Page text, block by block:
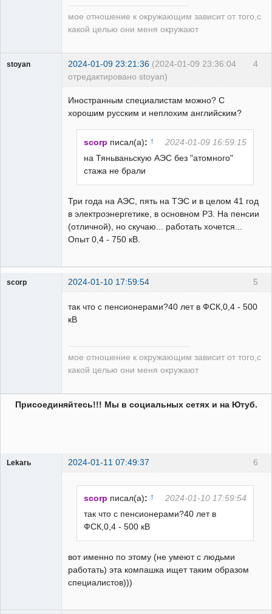
мое отношение к окружающим зависит от того,с
какой целью они меня окружают
4
stoyan 2024-01-09 23:21:36 (2024-01-09 23:36:04
отредактировано stoyan)
Иностранным специалистам можно? С
хорошим русским и неплохим английским?
scorp писал(а): ↑
2024-01-09 16:59:15
на Тяньваньскую АЭС без "атомного"
стажа не брали
Три года на АЭС, пять на ТЭС и в целом 41 год
в электроэнергетике, в основном РЗ. На пенсии
(отличной), но скучаю... работать хочется...
Опыт 0,4 - 750 кВ.
5
scorp 2024-01-10 17:59:54
так что с пенсионерами?40 лет в ФСК,0,4 - 500
кВ
мое отношение к окружающим зависит от того,с
какой целью они меня окружают
Присоединяйтесь!!! Мы в социальных сетях и на Ютуб.
6
Lekarь 2024-01-11 07:49:37
scorp писал(а): ↑
2024-01-10 17:59:54
так что с пенсионерами?40 лет в
ФСК,0,4 - 500 кВ
вот именно по этому (не умеют с людьми
работать) эта компашка ищет таким образом
специалистов)))